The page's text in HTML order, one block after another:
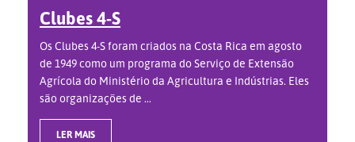
Clubes 4-S
Os Clubes 4-S foram criados na Costa Rica em agosto
de 1949 como um programa do Serviço de Extensão
Agrícola do Ministério da Agricultura e Indústrias. Eles
são organizações de ...
LER MAIS